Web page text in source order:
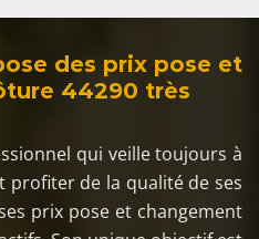
des prix pose et
44290 très
qui veille toujours à
profiter de la qualité de ses
prix pose et changement